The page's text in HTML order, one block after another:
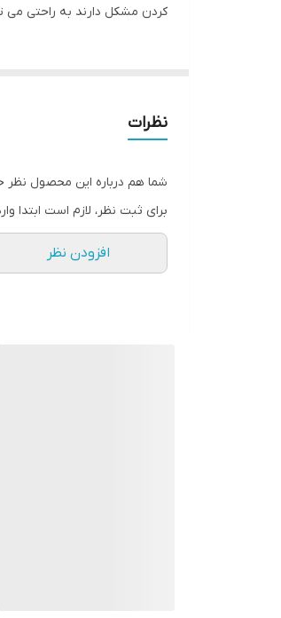
کردن مشکل دارند به راحتی می
نظرات
شما هم درباره این محصول نظر
برای ثبت نظر، لازم است ابتدا
افزودن نظر